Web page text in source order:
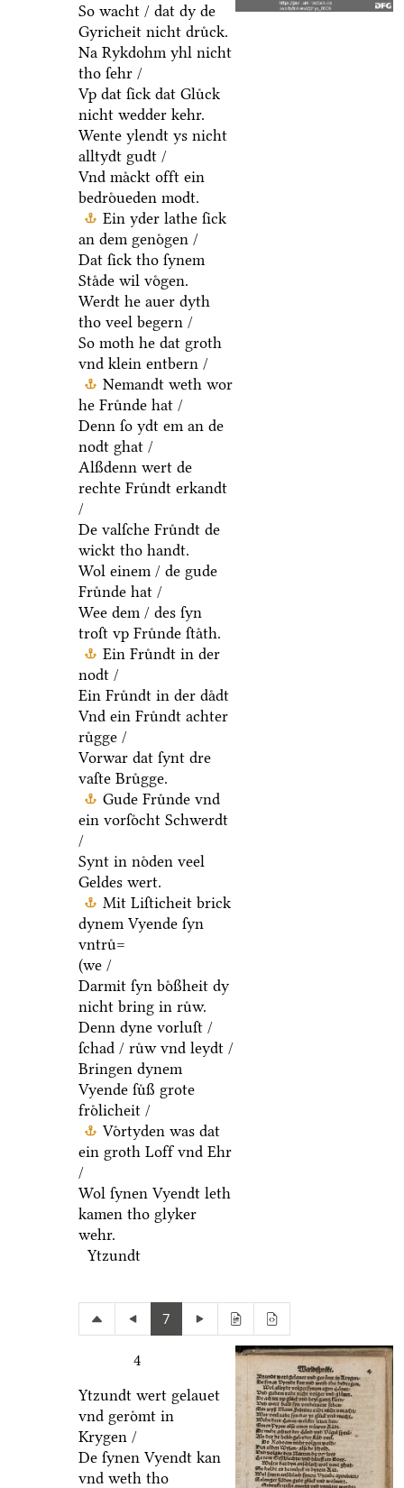
So wacht / dat dy de
Gyricheit nicht druͤck.
Na Rykdohm yhl nicht
tho ſehr /
Vp dat ſick dat Gluͤck
nicht wedder kehr.
Wente ylendt ys nicht
alltydt gudt /
Vnd maͤckt offt ein
bedroͤueden modt.
Ein yder lathe ſick
an dem genoͤgen /
Dat ſick tho ſynem
Staͤde wil voͤgen.
Werdt he auer dyth
tho veel begern /
So moth he dat groth
vnd klein entbern /
Nemandt weth wor
he Fruͤnde hat /
Denn ſo ydt em an de
nodt ghat /
Alßdenn wert de
rechte Fruͤndt erkandt
/
De valſche Fruͤndt de
wickt tho handt.
Wol einem / de gude
Fruͤnde hat /
Wee dem / des ſyn
troſt vp Fruͤnde ſtaͤth.
Ein Fruͤndt in der
nodt /
Ein Fruͤndt in der daͤdt
Vnd ein Fruͤndt achter
ruͤgge /
Vorwar dat ſynt dre
vaſte Bruͤgge.
Gude Fruͤnde vnd
ein vorſoͤcht Schwerdt
/
Synt in noͤden veel
Geldes wert.
Mit Liſticheit brick
dynem Vyende ſyn
vntruͤ=
(we /
Darmit ſyn boͤßheit dy
nicht bring in ruͤw.
Denn dyne vorluſt /
ſchad / ruͤw vnd leydt /
Bringen dynem
Vyende ſuͤß grote
froͤlicheit /
Voͤrtyden was dat
ein groth Loff vnd Ehr
/
Wol ſynen Vyendt leth
kamen tho glyker
wehr.
Ytzundt
7
4
Ytzundt wert gelauet
vnd geroͤmt in
Krygen /
De ſynen Vyendt kan
vnd weth tho